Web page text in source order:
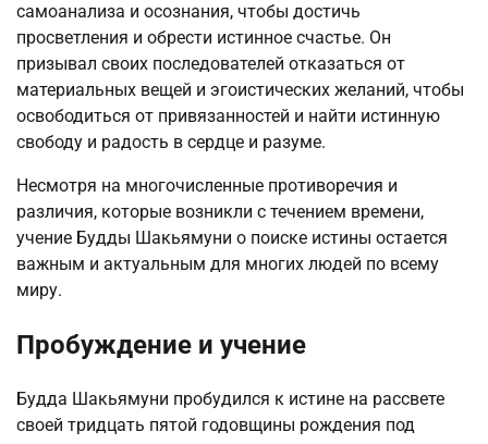
самоанализа и осознания, чтобы достичь
просветления и обрести истинное счастье. Он
призывал своих последователей отказаться от
материальных вещей и эгоистических желаний, чтобы
освободиться от привязанностей и найти истинную
свободу и радость в сердце и разуме.
Несмотря на многочисленные противоречия и
различия, которые возникли с течением времени,
учение Будды Шакьямуни о поиске истины остается
важным и актуальным для многих людей по всему
миру.
Пробуждение и учение
Будда Шакьямуни пробудился к истине на рассвете
своей тридцать пятой годовщины рождения под